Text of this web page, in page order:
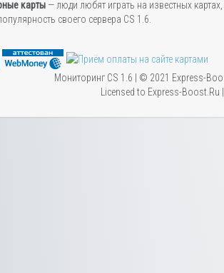
карты — люди любят играть на известных
своего сервера CS 1.6.
Мониторинг CS 1.6 | © 2021 Express-
Licensed to Express-